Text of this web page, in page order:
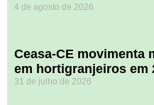
4 de agosto de 2026
Ceasa-CE movimenta
em hortigranjeiros em
31 de julho de 2026